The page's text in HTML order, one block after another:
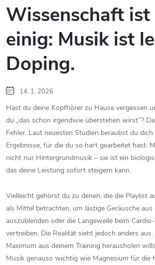
Wissenschaft ist
einig: Musik ist
Doping.
14. 1. 2026
Hast du deine Kopfhörer zu Hause vergessen
du „das schon irgendwie überstehen wirst”?
Fehler. Laut neuesten Studien beraubst du
Ergebnisse, für die du so hart gearbeitet hast.
nicht nur Hintergrundmusik – sie ist ein
das deine Leistung sofort steigern kann.
Vielleicht gehörst du zu denen, die die Playlist
als Mittel betrachten, um lästige Geräusche
auszublenden oder die Langeweile beim
vertreiben. Die Realität sieht jedoch anders
Maximum aus deinem Training herausholen
Musik genauso wichtig wie Magnesium für die